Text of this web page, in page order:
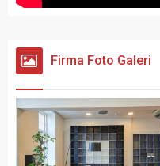
Firma Foto Galeri